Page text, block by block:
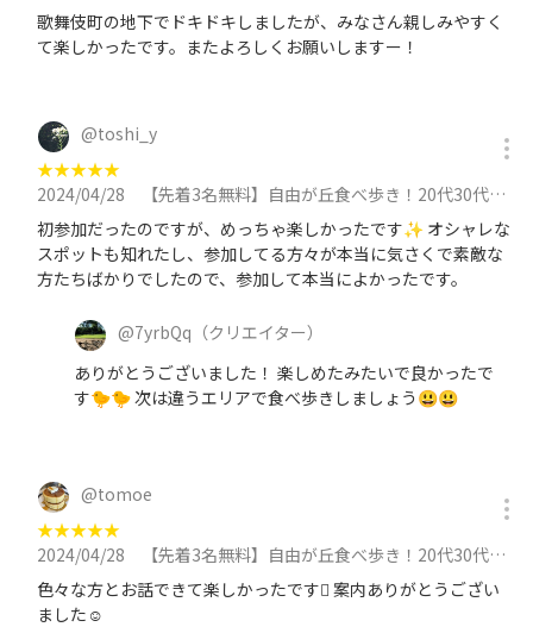
歌舞伎町の地下でドキドキしましたが、みなさん親しみやすく
て楽しかったです。またよろしくお願いしますー！
@toshi_y
★★★★★
2024/04/28
【先着3名無料】自由が丘食べ歩き！20代30代限定🍩🍩🍩に参加
初参加だったのですが、めっちゃ楽しかったです✨ オシャレな
スポットも知れたし、参加してる方々が本当に気さくで素敵な
方たちばかりでしたので、参加して本当によかったです。
@7yrbQq （クリエイター）
ありがとうございました！ 楽しめたみたいで良かったで
す🐤🐤 次は違うエリアで食べ歩きしましょう😃😃
@tomoe
★★★★★
2024/04/28
【先着3名無料】自由が丘食べ歩き！20代30代限定🍩🍩🍩に参加
色々な方とお話できて楽しかったです 案内ありがとうござい
ました☺️